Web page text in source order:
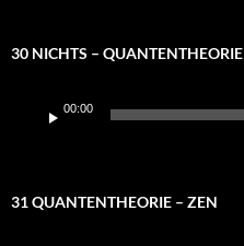
30 NICHTS – QUANTENTHEORIE
Player
00:00
31 QUANTENTHEORIE – ZEN